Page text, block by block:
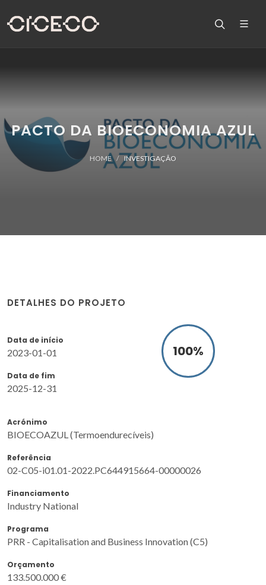
PACTO DA BIOECONOMIA AZUL
HOME INVESTIGAÇÃO
DETALHES DO PROJETO
Data de início
2023-01-01
Data de fim
2025-12-31
100%
Acrónimo
BIOECOAZUL (Termoendurecíveis)
Referência
02-C05-i01.01-2022.PC644915664-00000026
Financiamento
Industry National
Programa
PRR - Capitalisation and Business Innovation (C5)
Orçamento
133.500.000 €